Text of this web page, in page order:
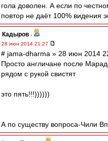
гола доволен. А если по
повтор не даёт 100% видения
Кадыров -
28 июн 2014 21:27
# jama-dharma » 28 июн 2014
Просто англичане после
рядом с рукой свистят
это пять!!!))))))
А по существу вопроса-Чили